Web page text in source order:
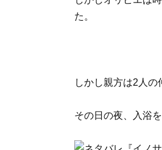
た。
しかし親方は2人の
その日の夜、入浴